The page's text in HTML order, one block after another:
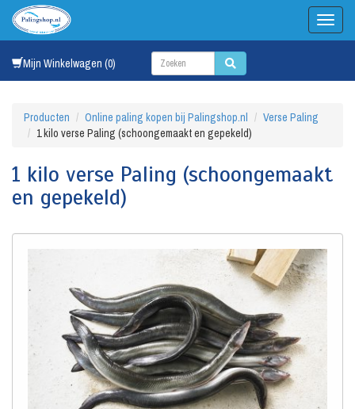
Mijn Winkelwagen (0)
Producten Online paling kopen bij Palingshop.nl
Verse Paling
1 kilo verse Paling (schoongemaakt en gepekeld)
1 kilo verse Paling (schoongemaakt
en gepekeld)